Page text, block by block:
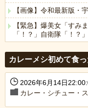
【画像】令和最新版・
【緊急】爆美女「すみ
「！？」自衛隊「！？
カレーメシ初めて食
2026年6月14日
カレー・シチュー・